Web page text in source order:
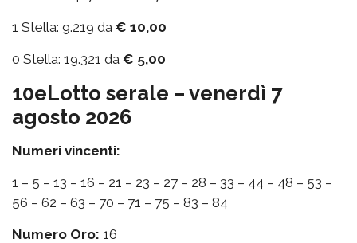
1 Stella: 9.219 da € 10,00
0 Stella: 19.321 da € 5,00
10eLotto serale – venerdì 7
agosto 2026
Numeri vincenti:
1 – 5 – 13 – 16 – 21 – 23 – 27 – 28 – 33 – 44 – 48 – 53 –
56 – 62 – 63 – 70 – 71 – 75 – 83 – 84
Numero Oro: 16